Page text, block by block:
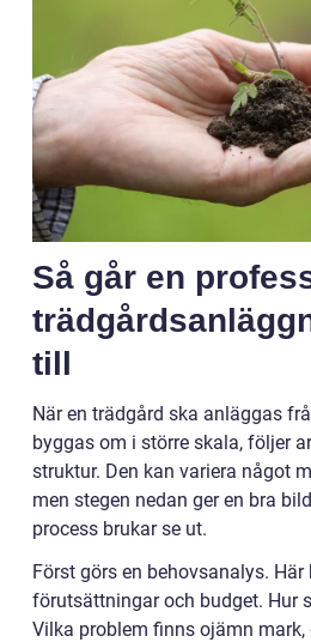
Så går en
till
När en trädgård ska anläggas
byggas om i större skala, följer
struktur. Den kan variera något
men stegen nedan ger en bra
process brukar se ut.
Först görs en behovsanalys.
förutsättningar och budget. Hur
Vilka problem finns ojämn mark,